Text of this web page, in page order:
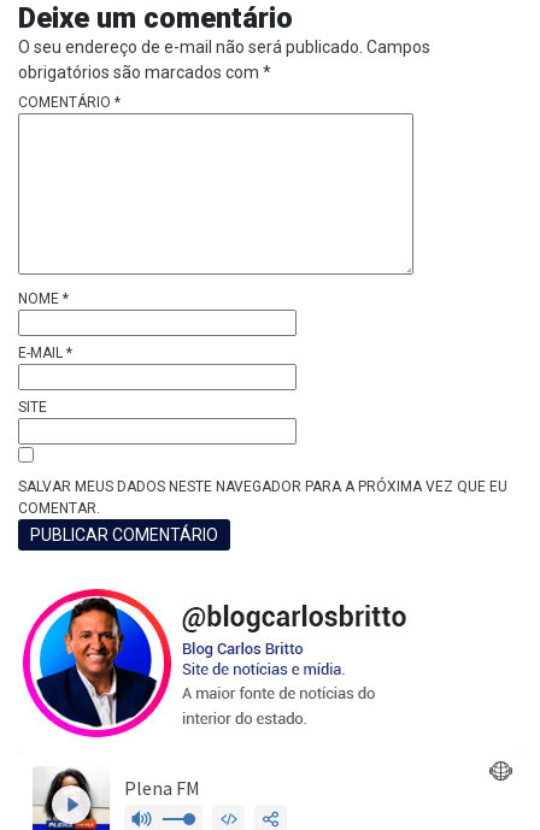
Deixe um comentário
O seu endereço de e-mail não será publicado. Campos
obrigatórios são marcados com *
COMENTÁRIO *
NOME *
E-MAIL *
SITE
SALVAR MEUS DADOS NESTE NAVEGADOR PARA A PRÓXIMA VEZ QUE EU
COMENTAR.